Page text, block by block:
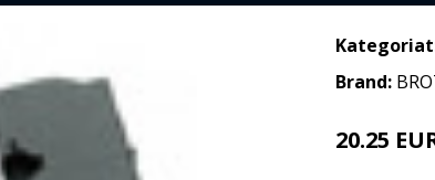
Brand:
20.25